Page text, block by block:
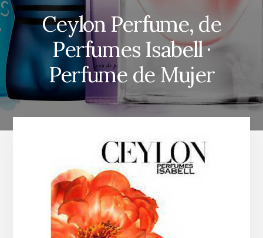
Ceylon Perfume, de
Perfumes Isabell ·
Perfume de Mujer